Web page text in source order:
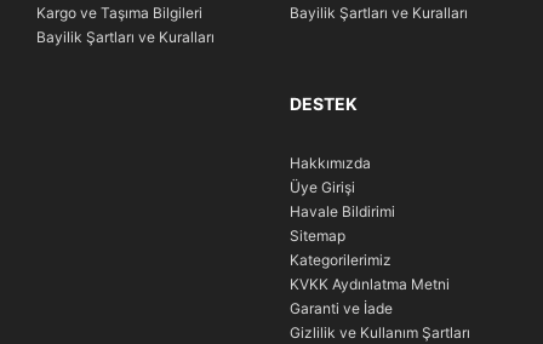
Kargo ve Taşıma Bilgileri
Bayilik Şartları ve Kuralları
Bayilik Şartları ve Kuralları
DESTEK
Hakkımızda
Üye Girişi
Havale Bildirimi
Sitemap
Kategorilerimiz
KVKK Aydınlatma Metni
Garanti ve İade
Gizlilik ve Kullanım Şartları